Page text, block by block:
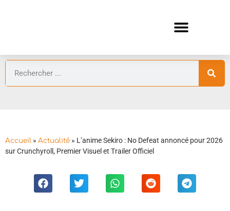
Accueil » Actualité » L’anime Sekiro : No Defeat annoncé pour 2026
sur Crunchyroll, Premier Visuel et Trailer Officiel